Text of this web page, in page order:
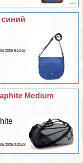
синий
2026 8:10:56
Medium
2026 0:20:23